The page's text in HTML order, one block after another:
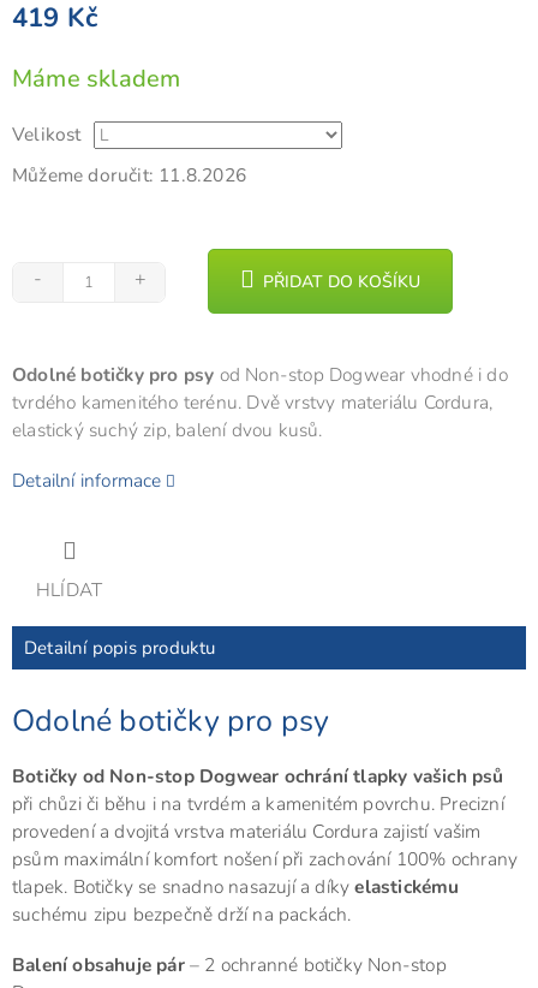
419 Kč
Měrná
cena:
Máme skladem
Velikost
Můžeme doručit: 11.8.2026
PŘIDAT DO KOŠÍKU
Odolné botičky pro psy od Non-stop Dogwear vhodné i do
tvrdého kamenitého terénu. Dvě vrstvy materiálu Cordura,
elastický suchý zip, balení dvou kusů.
Detailní informace
HLÍDAT
Detailní popis produktu
Odolné botičky pro psy
Botičky od Non-stop Dogwear ochrání tlapky vašich psů
při chůzi či běhu i na tvrdém a kamenitém povrchu. Precizní
provedení a dvojitá vrstva materiálu Cordura zajistí vašim
psům maximální komfort nošení při zachování 100% ochrany
tlapek. Botičky se snadno nasazují a díkyelastickému
suchému zipu bezpečně drží na packách.
Balení obsahuje pár– 2 ochranné botičky Non-stop